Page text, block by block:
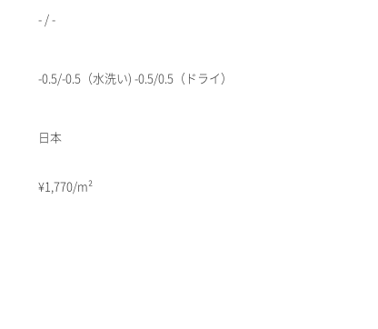
- / -
-0.5/-0.5（水洗い) -0.5/0.5（ドライ）
日本
¥1,770/m²